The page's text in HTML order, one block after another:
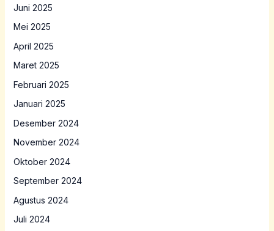
Juni 2025
Mei 2025
April 2025
Maret 2025
Februari 2025
Januari 2025
Desember 2024
November 2024
Oktober 2024
September 2024
Agustus 2024
Juli 2024